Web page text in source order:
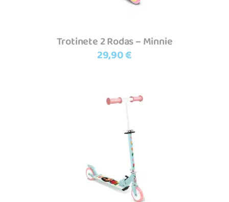
Trotinete 2 Rodas – Minnie
29,90€
Adicionar